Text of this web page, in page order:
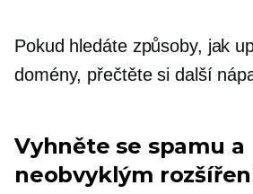
Pokud hledáte způsoby, jak
domény, přečtěte si další
Vyhněte se spamu a
neobvyklým